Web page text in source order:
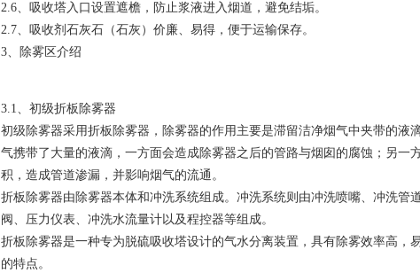
2.6、吸收塔入口设置遮檐，防止浆液进入烟道，避免结垢。
2.7、吸收剂石灰石（石灰）价廉、易得，便于运输保存。
3、除雾区介绍
3.1、初级折板除雾器
初级除雾器采用折板除雾器，除雾器的作用主要是滞留洁净烟气中夹带的液
气携带了大量的液滴，一方面会造成除雾器之后的管路与烟囱的腐蚀；另一
积，造成管道渗漏，并影响烟气的流通。
折板除雾器由除雾器本体和冲洗系统组成。冲洗系统则由冲洗喷嘴、冲洗管
阀、压力仪表、冲洗水流量计以及程控器等组成。
折板除雾器是一种专为脱硫吸收塔设计的气水分离装置，具有除雾效率高，
的特点。